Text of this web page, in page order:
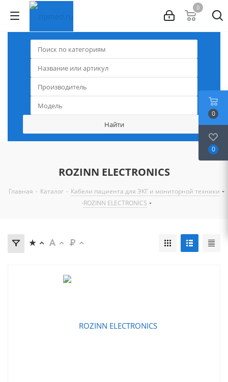
0
ROZINN ELECTRONICS
Главная - Каталог - Кабели пациента для ЭКГ и мониторной техники
-ROZINN ELECTRONICS
0
0